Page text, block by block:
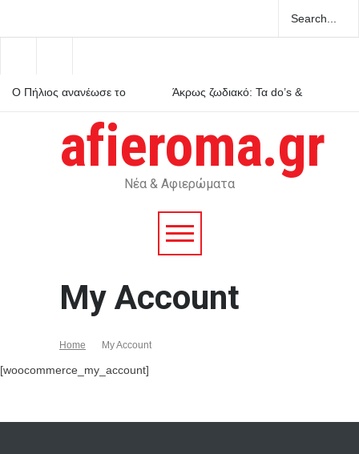
Ο Πήλιος ανανέωσε το
Άκρως ζωδιακό: Τα do’s &
Μέριλιν Μονρόε: 64 χρόνια
από τον θάνατό της – Τι είχε
πει για την Ελλάδαafieroma.gr
Νέα & Αφιερώματα
My Account
Home My Account
[woocommerce_my_account]